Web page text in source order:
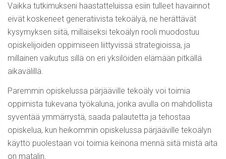
Vaikka tutkimukseni haastatteluissa esiin tulleet havainnot
eivät koskeneet generatiivista tekoälyä, ne herättävät
kysymyksen siitä, millaiseksi tekoälyn rooli muodostuu
opiskelijoiden oppimiseen liittyvissä strategioissa, ja
millainen vaikutus sillä on eri yksilöiden elämään pitkällä
aikavälillä.
Paremmin opiskelussa pärjääville tekoäly voi toimia
oppimista tukevana työkaluna, jonka avulla on mahdollista
syventää ymmärrystä, saada palautetta ja tehostaa
opiskelua, kun heikommin opiskelussa pärjääville tekoälyn
käyttö puolestaan voi toimia keinona mennä siitä mistä aita
on matalin.